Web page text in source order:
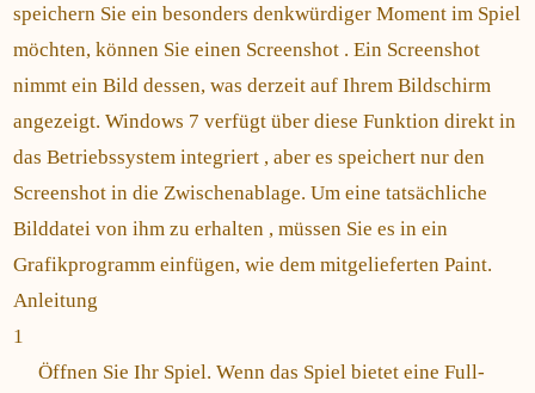
speichern Sie ein besonders denkwürdiger Moment im Spiel
möchten, können Sie einen Screenshot . Ein Screenshot
nimmt ein Bild dessen, was derzeit auf Ihrem Bildschirm
angezeigt. Windows 7 verfügt über diese Funktion direkt in
das Betriebssystem integriert , aber es speichert nur den
Screenshot in die Zwischenablage. Um eine tatsächliche
Bilddatei von ihm zu erhalten , müssen Sie es in ein
Grafikprogramm einfügen, wie dem mitgelieferten Paint.
Anleitung
1
Öffnen Sie Ihr Spiel. Wenn das Spiel bietet eine Full-